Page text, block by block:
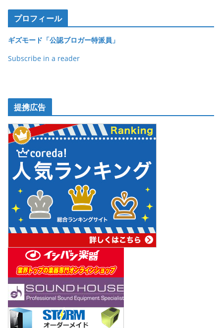
プロフィール
ギズモード「公認ブロガー特派員」
Subscribe in a reader
提携広告